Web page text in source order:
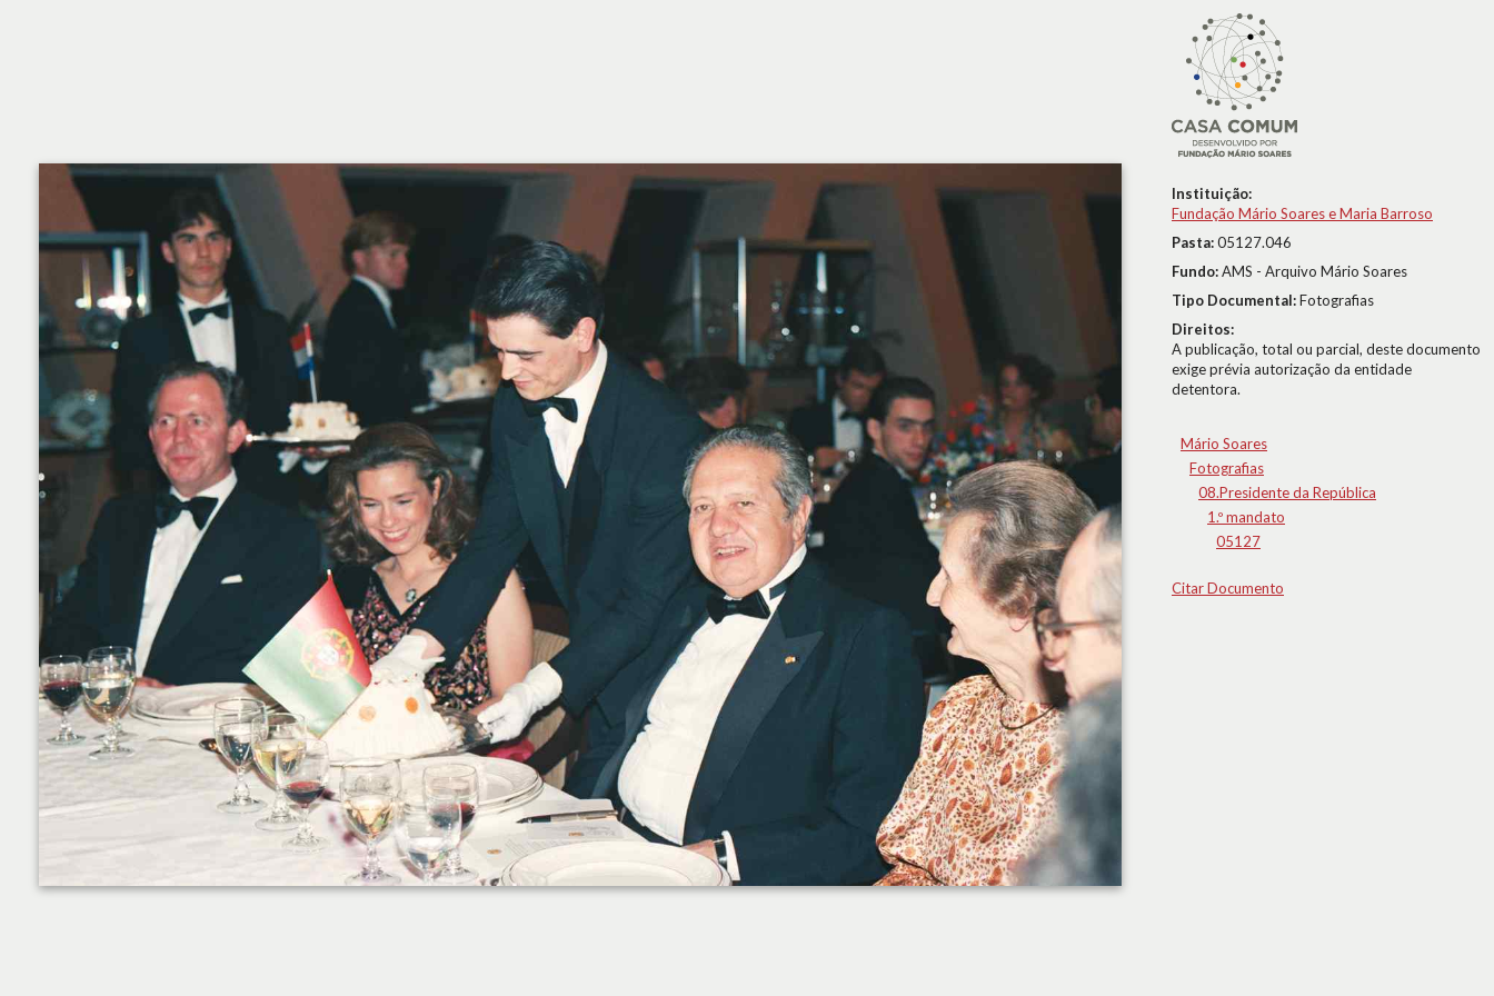
Instituição:
Fundação Mário Soares e Maria Barroso
Pasta:05127.046
Fundo:AMS - Arquivo Mário Soares
Tipo Documental:Fotografias
Direitos:
A publicação, total ou parcial, deste documento
exige prévia autorização da entidade
detentora.
Mário Soares
Fotografias
08.Presidente da República
1.º mandato
05127
Citar Documento